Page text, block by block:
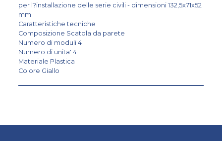
per l?installazione delle serie civili - dimensioni 132,5x71x52
mm
Caratteristiche tecniche
Composizione Scatola da parete
Numero di moduli 4
Numero di unita' 4
Materiale Plastica
Colore Giallo